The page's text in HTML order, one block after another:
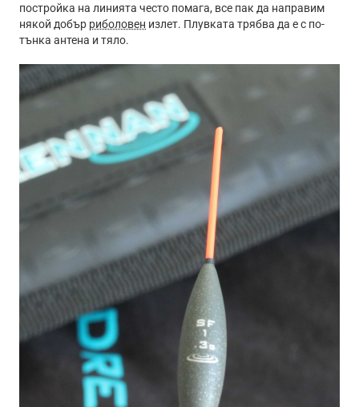
постройка на линията често помага, все пак да направим
някой добър риболовен излет. Плувката трябва да е с по-
тънка антена и тяло.